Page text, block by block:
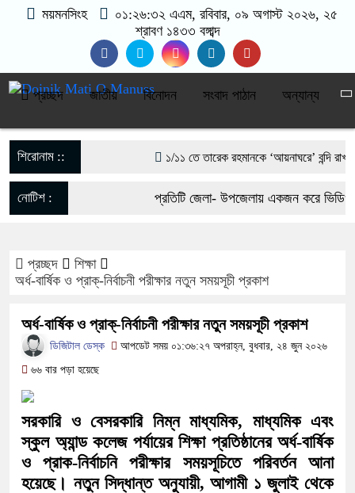
ময়মনসিংহ ০১:২৬:৩২ এএম, রবিবার, ০৯ অগাস্ট ২০২৬, ২৫
শ্রাবণ ১৪৩৩ বঙ্গাব্দ
প্রচ্ছদ জাতীয় বিনোদন সংবাদ পাঠান অন্যান্য
শিরোনাম :: ১/১১ তে তারেক রহমানকে ‘আয়নাঘরে’ বন্দি রাখা
গণঅভ্যুত্থানের সঙ্গে প্রথম বেইমানি করেন
মিয়ানমার সীমান্ত থেকে ৪০ হাজার ইয়াবাসহ যুবক
নেত্রকোনায় অগ্নিকাণ্ডে ক্ষতিগ্রস্ত এলাকা
একটি চিঠিই বদলে দিল ৫ম শ্রেণির শিক্ষার্থী অনুশ্রী
নোটিশ : প্রতিটি জেলা- উপজেলায় একজন করে ভিডিও
প্রচ্ছদ
শিক্ষা
​অর্ধ-বার্ষিক ও প্রাক্‌-নির্বাচনী পরীক্ষার নতুন সময়সূচী প্রকাশ
​অর্ধ-বার্ষিক ও প্রাক্‌-নির্বাচনী পরীক্ষার নতুন সময়সূচী প্রকাশ
ডিজিটাল ডেস্ক
আপডেট সময় ০১:৩৬:২৭ অপরাহ্ন, বুধবার, ২৪ জুন ২০২৬
৬৬ বার পড়া হয়েছে
সরকারি ও বেসরকারি নিম্ন মাধ্যমিক, মাধ্যমিক এবং
স্কুল অ্যান্ড কলেজ পর্যায়ের শিক্ষা প্রতিষ্ঠানের অর্ধ-বার্ষিক
ও প্রাক-নির্বাচনি পরীক্ষার সময়সূচিতে পরিবর্তন আনা
হয়েছে। নতুন সিদ্ধান্ত অনুযায়ী, আগামী ১ জুলাই থেকে